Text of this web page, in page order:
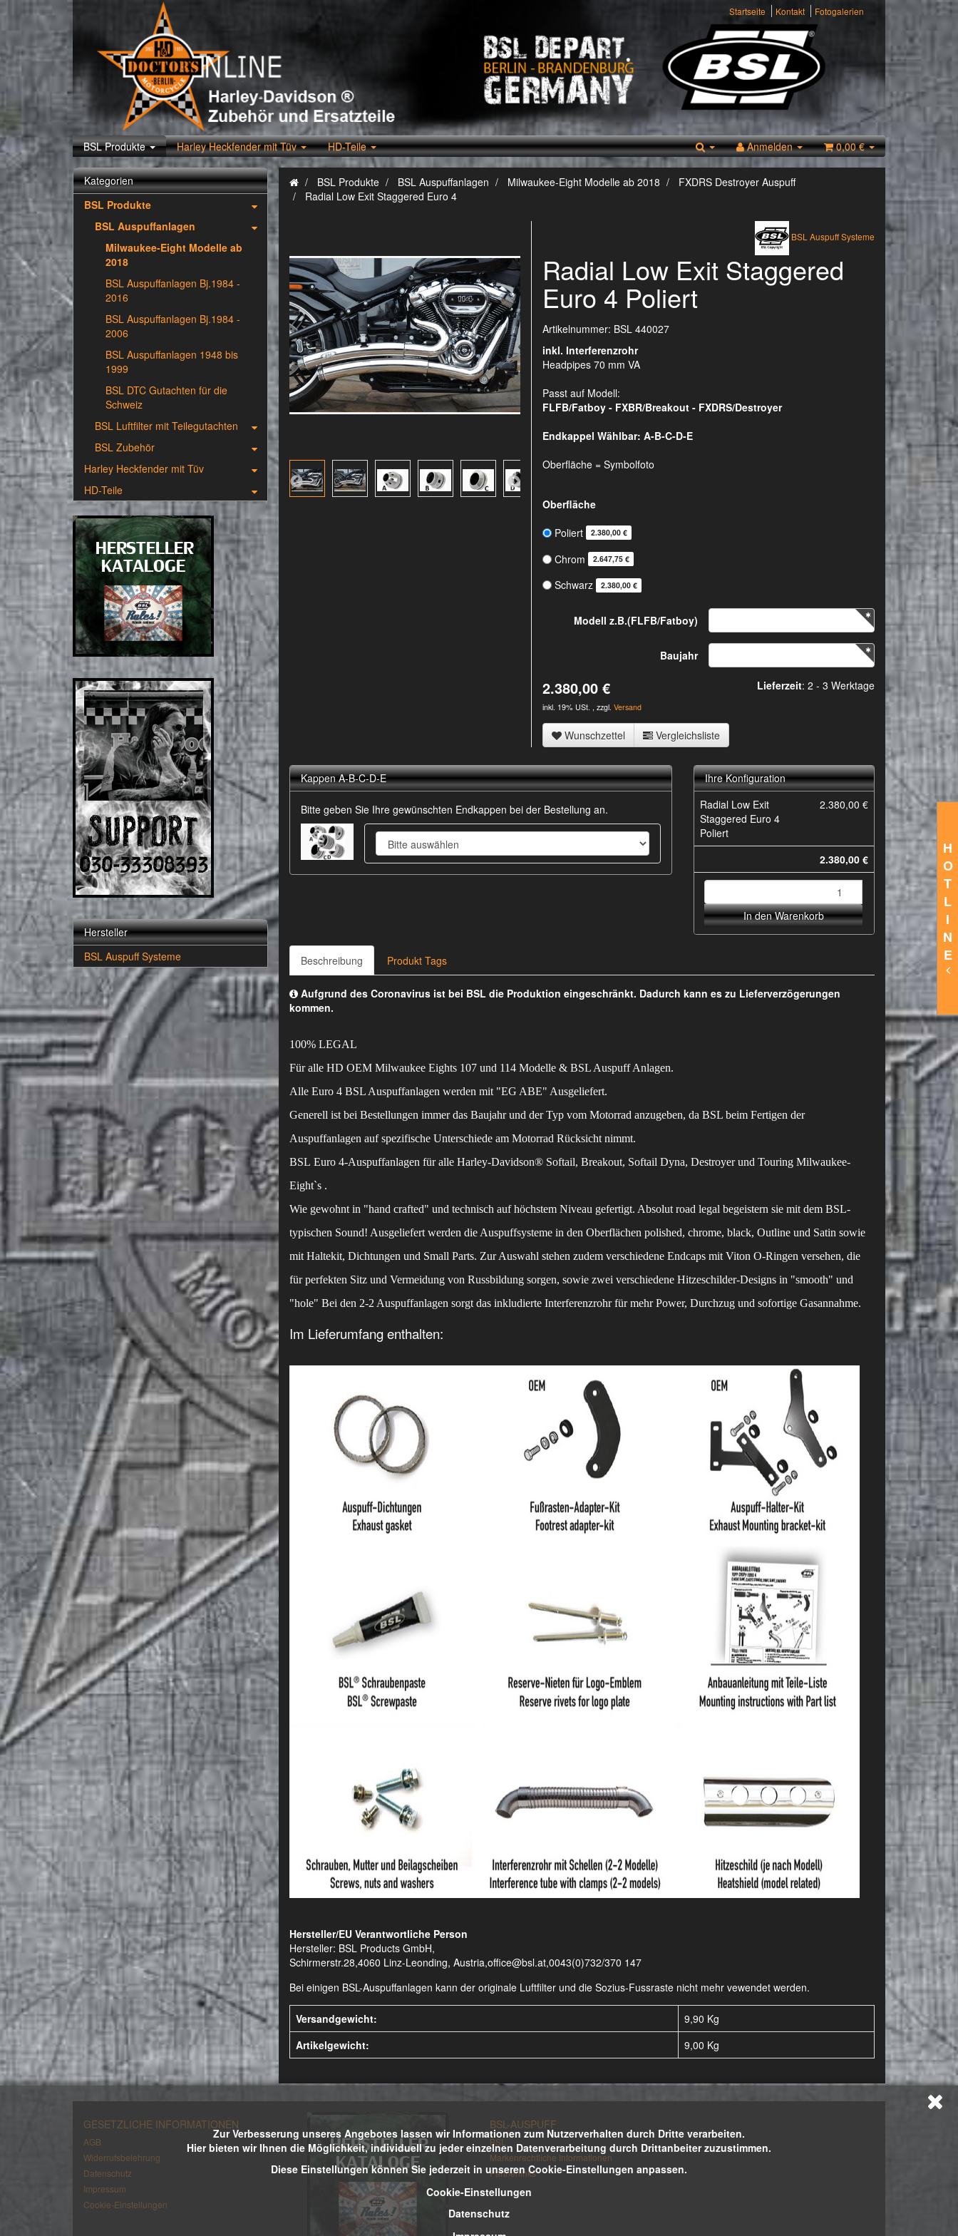
H
O
T
L
I
N
E
Startseite Kontakt Fotogalerien
BSL Produkte Harley Heckfender mit Tüv HD-Teile Anmelden 0,00 €
Zur Verbesserung unseres Angebotes lassen wir Informationen zum Nutzerverhalten durch Dritte verarbeiten.
Hier bieten wir Ihnen die Möglichkeit, individuell zu jeder einzelnen Datenverarbeitung durch Drittanbeiter zuzustimmen.
Diese Einstellungen können Sie jederzeit in unseren Cookie-Einstellungen anpassen.
Cookie-Einstellungen
Datenschutz
BSL Produkte BSL Auspuffanlagen Milwaukee-Eight Modelle ab 2018
FXDRS Destroyer Auspuff
Radial Low Exit Staggered Euro 4
BSL Auspuff Systeme
Radial Low Exit Staggered
Euro 4 Poliert
Artikelnummer: BSL 440027
inkl. Interferenzrohr
Headpipes 70 mm VA
Passt auf Modell:
FLFB/Fatboy - FXBR/Breakout - FXDRS/Destroyer
Endkappel Wählbar: A-B-C-D-E
Oberfläche = Symbolfoto
Oberfläche
Poliert
2.380,00 €
Chrom 2.647,75 €
Schwarz 2.380,00 €
Modell z.B.(FLFB/Fatboy)
Baujahr
2.380,00 €
inkl. 19% USt. , zzgl.Versand
Lieferzeit: 2 - 3 Werktage
Wunschzettel Vergleichsliste
Kappen A-B-C-D-E
Bitte geben Sie Ihre gewünschten Endkappen bei der Bestellung an.
Ihre Konfiguration
Radial Low Exit
Staggered Euro 4
Poliert
2.380,00 €
2.380,00 €
In den Warenkorb
Beschreibung Produkt Tags
Aufgrund des Coronavirus ist bei BSL die Produktion eingeschränkt. Dadurch kann es zu Lieferverzögerungen
kommen.
100% LEGAL
Für alle HD OEM Milwaukee Eights 107 und 114 Modelle & BSL Auspuff Anlagen.
Alle Euro 4 BSL Auspuffanlagen werden mit "EG ABE" Ausgeliefert.
Generell ist bei Bestellungen immer das Baujahr und der Typ vom Motorrad anzugeben, da BSL beim Fertigen der
Auspuffanlagen auf spezifische Unterschiede am Motorrad Rücksicht nimmt.
BSL Euro 4-Auspuffanlagen für alle Harley-Davidson® Softail, Breakout, Softail Dyna, Destroyer und Touring Milwaukee-
Eight`s .
Wie gewohnt in "hand crafted" und technisch auf höchstem Niveau gefertigt. Absolut road legal begeistern sie mit dem BSL-
typischen Sound! Ausgeliefert werden die Auspuffsysteme in den Oberflächen polished, chrome, black, Outline und Satin sowie
mit Haltekit, Dichtungen und Small Parts. Zur Auswahl stehen zudem verschiedene Endcaps mit Viton O-Ringen versehen, die
für perfekten Sitz und Vermeidung von Russbildung sorgen, sowie zwei verschiedene Hitzeschilder-Designs in "smooth" und
"hole" Bei den 2-2 Auspuffanlagen sorgt das inkludierte Interferenzrohr für mehr Power, Durchzug und sofortige Gasannahme.
Im Lieferumfang enthalten:
Hersteller/EU Verantwortliche Person
Hersteller: BSL Products GmbH,
Schirmerstr.28,4060 Linz-Leonding, Austria,office@bsl.at,0043(0)732/370 147
Bei einigen BSL-Auspuffanlagen kann der originale Luftfilter und die Sozius-Fussraste nicht mehr vewendet werden.
Versandgewicht:
9,90 Kg
Artikelgewicht:
9,00 Kg
Kategorien
BSL Produkte
BSL Auspuffanlagen
Milwaukee-Eight Modelle ab
2018
BSL Auspuffanlagen Bj.1984 -
2016
BSL Auspuffanlagen Bj.1984 -
2006
BSL Auspuffanlagen 1948 bis
1999
BSL DTC Gutachten für die
Schweiz
BSL Luftfilter mit Teilegutachten
BSL Zubehör
Harley Heckfender mit Tüv
HD-Teile
Hersteller
BSL Auspuff Systeme
GESETZLICHE INFORMATIONEN
AGB
Widerrufsbelehrung
Datenschutz
Impressum
Cookie-Einstellungen
BSL-AUSPUFF
BSL
Markenrechtliche Informationen
Partnerlinks